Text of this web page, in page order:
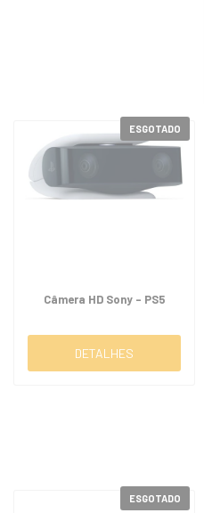
ESGOTADO
Câmera HD Sony - PS5
DETALHES
ESGOTADO